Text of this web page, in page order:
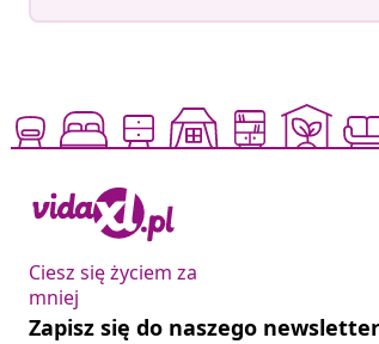
Ciesz się życiem za
mniej
Zapisz się do naszego